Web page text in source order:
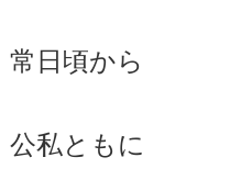
常日頃から
公私ともに